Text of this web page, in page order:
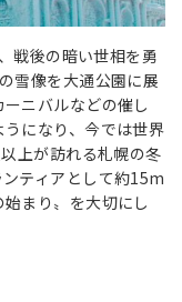
戦後の暗い世相を勇
雪像を大通公園に展
ニバルなどの催し
になり、今では世界
上が訪れる札幌の冬
ティアとして約15m
まり〟を大切にし